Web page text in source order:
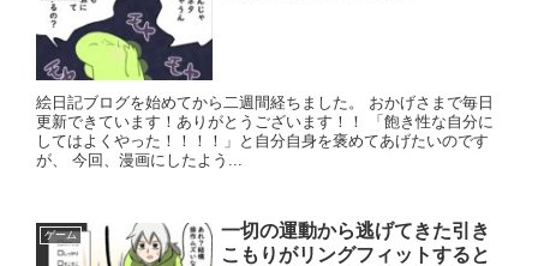
絵日記ブログを始めてから二週間経ちました。 おかげさまで毎日
更新できています！ありがとうございます！！ 「飽き性な自分に
してはよくやった！！！！」と自分自身を褒めてあげたいのです
が、 今回、漫画にしたよう...
ゲーム
一切の運動から逃げてきた引き
こもりがリングフィットすると